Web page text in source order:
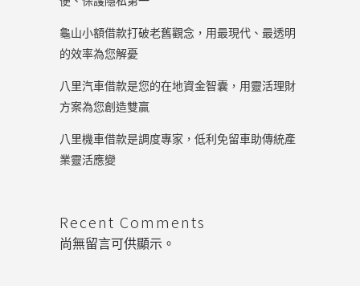
龜山小額借款打破老舊觀念，用最現代、最透明
的效率為您解憂
八里汽車借款是您的在地資金智囊，用靈活理財
方案為您創造雙贏
八里機車借款是調度專家，低利免留車助傳統產
業靈活應變
Recent Comments
尚無留言可供顯示。